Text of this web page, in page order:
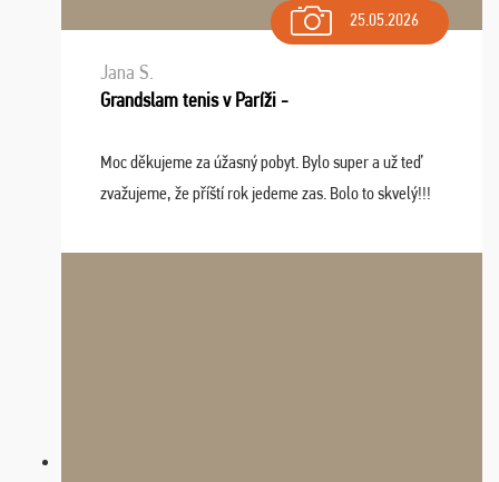
25.05.2026
Jana S.
Grandslam tenis v Paríži -
Moc děkujeme za úžasný pobyt. Bylo super a už teď
zvažujeme, že příští rok jedeme zas. Bolo to skvelý!!!